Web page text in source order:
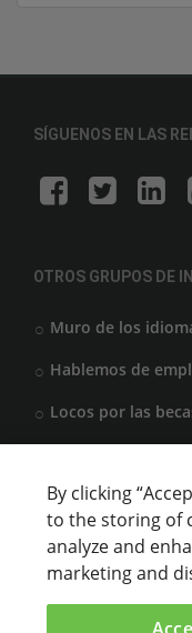
SÍGUENOS EN LAS
OTROS GRUPOS DE
Muro de los
Hablemos de
Locos por las
CENTROS DE
Anunciar cursos
USUARIOS
By clicking
to the storing of
analyze and
marketing and